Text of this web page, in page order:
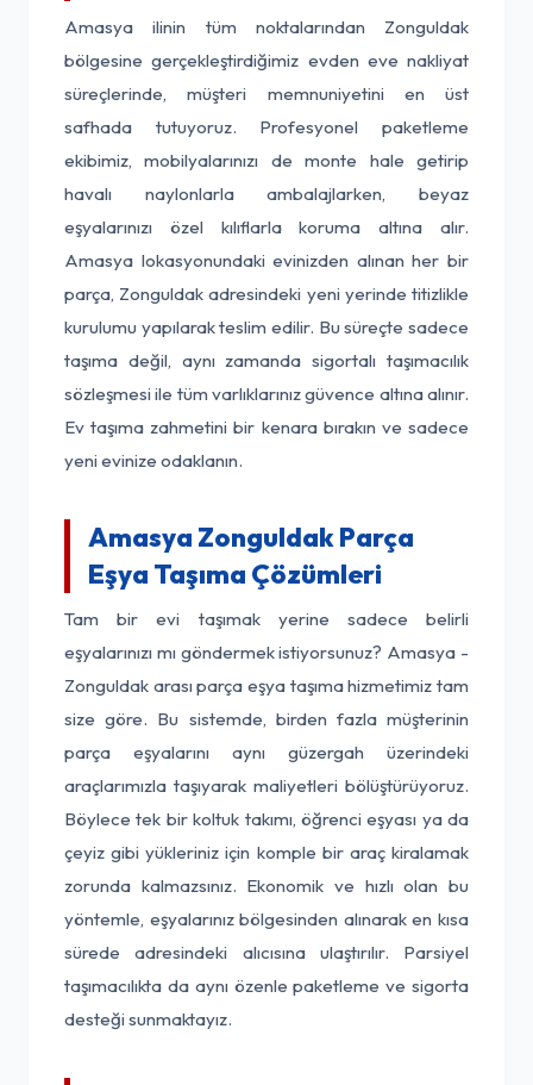
Amasya ilinin tüm noktalarından Zonguldak
bölgesine gerçekleştirdiğimiz evden eve nakliyat
süreçlerinde, müşteri memnuniyetini en üst
safhada tutuyoruz. Profesyonel paketleme
ekibimiz, mobilyalarınızı de monte hale getirip
havalı naylonlarla ambalajlarken, beyaz
eşyalarınızı özel kılıflarla koruma altına alır.
Amasya lokasyonundaki evinizden alınan her bir
parça, Zonguldak adresindeki yeni yerinde titizlikle
kurulumu yapılarak teslim edilir. Bu süreçte sadece
taşıma değil, aynı zamanda sigortalı taşımacılık
sözleşmesi ile tüm varlıklarınız güvence altına alınır.
Ev taşıma zahmetini bir kenara bırakın ve sadece
yeni evinize odaklanın.
Amasya Zonguldak Parça
Eşya Taşıma Çözümleri
Tam bir evi taşımak yerine sadece belirli
eşyalarınızı mı göndermek istiyorsunuz? Amasya -
Zonguldak arası parça eşya taşıma hizmetimiz tam
size göre. Bu sistemde, birden fazla müşterinin
parça eşyalarını aynı güzergah üzerindeki
araçlarımızla taşıyarak maliyetleri bölüştürüyoruz.
Böylece tek bir koltuk takımı, öğrenci eşyası ya da
çeyiz gibi yükleriniz için komple bir araç kiralamak
zorunda kalmazsınız. Ekonomik ve hızlı olan bu
yöntemle, eşyalarınız bölgesinden alınarak en kısa
sürede adresindeki alıcısına ulaştırılır. Parsiyel
taşımacılıkta da aynı özenle paketleme ve sigorta
desteği sunmaktayız.